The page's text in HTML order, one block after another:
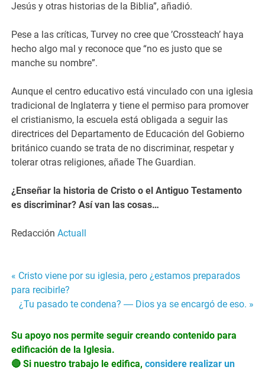
Jesús y otras historias de la Biblia”, añadió.
Pese a las críticas, Turvey no cree que ’Crossteach’ haya
hecho algo mal y reconoce que “no es justo que se
manche su nombre”.
Aunque el centro educativo está vinculado con una iglesia
tradicional de Inglaterra y tiene el permiso para promover
el cristianismo, la escuela está obligada a seguir las
directrices del Departamento de Educación del Gobierno
británico cuando se trata de no discriminar, respetar y
tolerar otras religiones, añade The Guardian.
¿Enseñar la historia de Cristo o el Antiguo Testamento
es discriminar? Así van las cosas…
RedacciónActuall
Navegación
de
« Cristo viene por su iglesia, pero ¿estamos preparados
para recibirle?
¿Tu pasado te condena? ― Dios ya se encargó de eso. »
Su apoyo nos permite seguir creando contenido para
edificación de la Iglesia.
🔴 Si nuestro trabajo le edifica,considere realizar un